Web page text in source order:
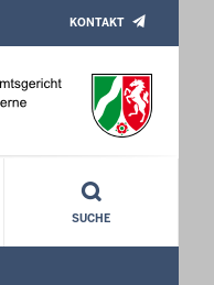
KONTAKT
SUCHE